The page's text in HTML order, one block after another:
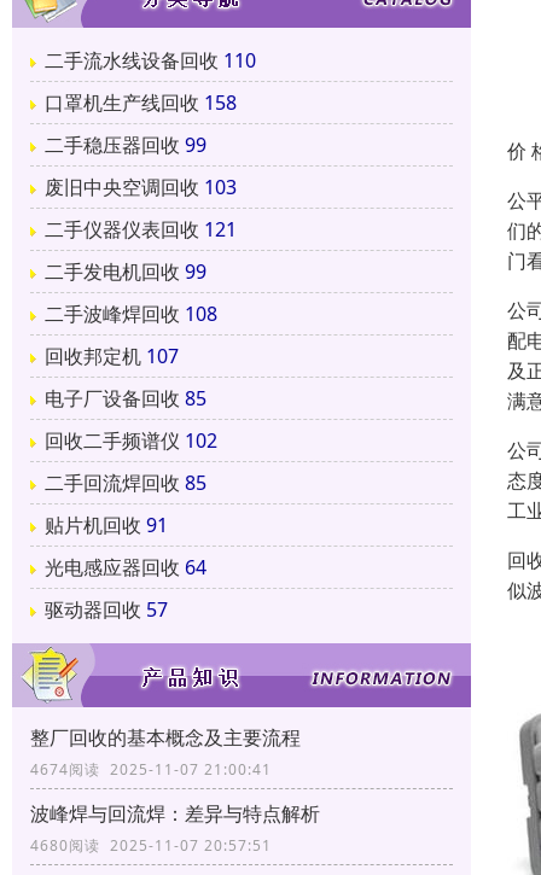
二手流水线设备回收 110
口罩机生产线回收 158
二手稳压器回收 99
废旧中央空调回收 103
二手仪器仪表回收 121
二手发电机回收 99
二手波峰焊回收 108
回收邦定机 107
电子厂设备回收 85
回收二手频谱仪 102
二手回流焊回收 85
贴片机回收 91
光电感应器回收 64
驱动器回收 57
整厂回收的基本概念及主要流程
4674阅读 2025-11-07 21:00:41
波峰焊与回流焊：差异与特点解析
4680阅读 2025-11-07 20:57:51
价
公
们
门
公
配
及
满
公
态
工
回
似